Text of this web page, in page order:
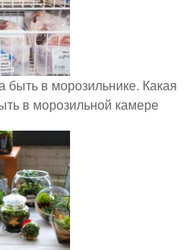
быть в морозильнике. Какая
в морозильной камере